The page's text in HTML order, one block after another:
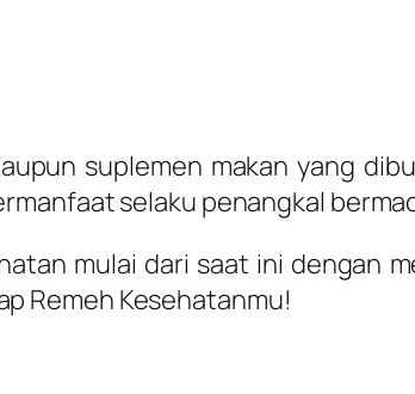
suplemen makan yang
selaku penangkal
mulai dari saat ini dengan
Remeh Kesehatanmu!